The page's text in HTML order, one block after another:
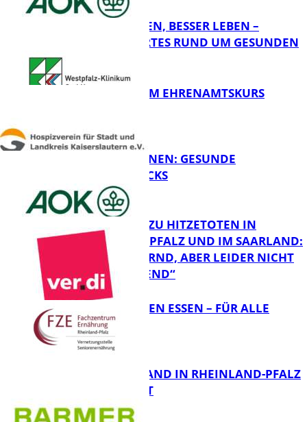
FB Gesundheit
FB Gesundheit
GUT SCHLAFEN, BESSER LEBEN –
WISSENSWERTES RUND UM GESUNDEN
FB Gesundheit
ABSCHLUSS IM EHRENAMTSKURS
FB Gesundheit
FIT FÜRS LERNEN: GESUNDE
PAUSENSNACKS
FB Gesundheit
RKI-ZAHLEN ZU HITZETOTEN IN
RHEINLAND-PFALZ UND IM SAARLAND:
„ERSCHÜTTERND, ABER LEIDER NICHT
ÜBERRASCHEND“
FB Gesundheit
„AUSGEWOGEN ESSEN – FÜR ALLE
MÖGLICH?!“
KRANKENSTAND IN RHEINLAND-PFALZ
SINKT LEICHT